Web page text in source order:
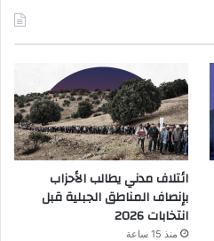
ائتلاف مدني يطالب الأحزاب
بإنصاف المناطق الجبلية قبل
انتخابات 2026
منذ 15 ساعة